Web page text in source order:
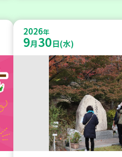
2026年
9月30日(水)